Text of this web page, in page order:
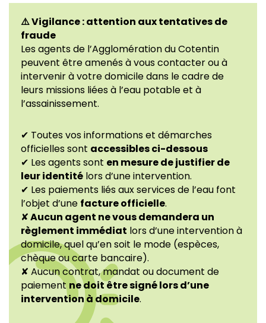
⚠️ Vigilance : attention aux tentatives de
fraude
Les agents de l’Agglomération du Cotentin
peuvent être amenés à vous contacter ou à
intervenir à votre domicile dans le cadre de
leurs missions liées à l’eau potable et à
l’assainissement.
✔ Toutes vos informations et démarches
officielles sont accessibles ci-dessous
✔ Les agents sont en mesure de justifier de
leur identité lors d’une intervention.
✔ Les paiements liés aux services de l’eau font
l’objet d’une facture officielle.
✘Aucun agent ne vous demandera un
règlement immédiat lors d’une intervention à
domicile, quel qu’en soit le mode (espèces,
chèque ou carte bancaire).
✘ Aucun contrat, mandat ou document de
paiement ne doit être signé lors d’une
intervention à domicile.